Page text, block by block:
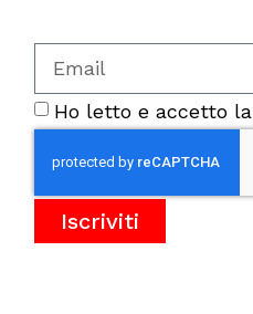
Ho letto e accetto la
Iscriviti